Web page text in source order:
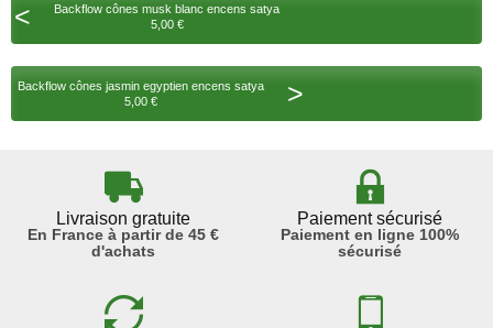
<
Backflow cônes musk blanc encens satya
5,00 €
Backflow cônes jasmin egyptien encens satya
5,00 €
>
Livraison gratuite
En France à partir de 45 €
d'achats
Paiement sécurisé
Paiement en ligne 100%
sécurisé